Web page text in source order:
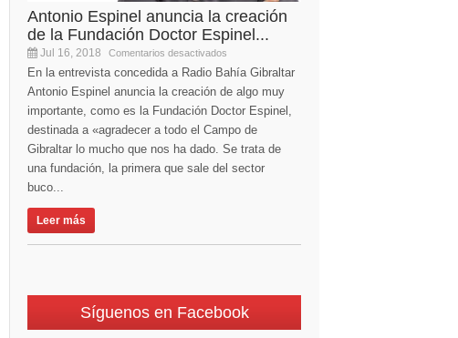
Antonio Espinel anuncia la creación
de la Fundación Doctor Espinel...
Jul 16, 2018 Comentarios desactivados
En la entrevista concedida a Radio Bahía Gibraltar
Antonio Espinel anuncia la creación de algo muy
importante, como es la Fundación Doctor Espinel,
destinada a «agradecer a todo el Campo de
Gibraltar lo mucho que nos ha dado. Se trata de
una fundación, la primera que sale del sector
buco...
Leer más
Síguenos en Facebook